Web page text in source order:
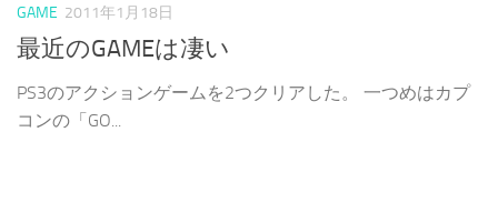
GAME 2011年1月18日
最近のGAMEは凄い
PS3のアクションゲームを2つクリアした。 一つめはカプ
コンの「GO...